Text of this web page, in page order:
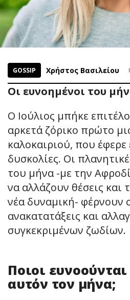
GOSSIP Χρήστος Βασιλείου
Οι ευνοημένοι του
Ο Ιούλιος μπήκε
αρκετά ζόρικο πρώτο
καλοκαιριού, που έφερε
δυσκολίες. Οι
του μήνα -με την
να αλλάζουν θέσεις και
νέα δυναμική- φέρνουν
ανακατατάξεις και
συγκεκριμένων ζωδίων.
Ποιοι
αυτόν τον μήνα;